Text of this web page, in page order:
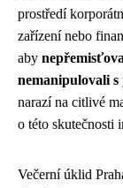
prostředí
zařízení nebo
aby
nemanipulovali s
narazí na citlivé
o této skutečnosti
Večerní úklid